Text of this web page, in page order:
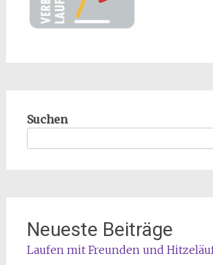
Suchen
Neueste Beiträge
Laufen mit Freunden und